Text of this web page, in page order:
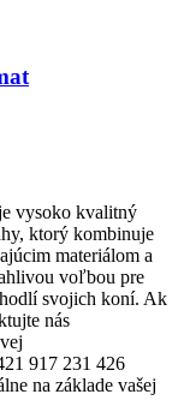
vysoko kvalitný
ktorý kombinuje
materiálom a
voľbou pre
svojich koní. Ak
nás
917 231 426
na základe vašej